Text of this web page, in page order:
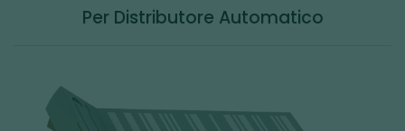
Per Distributore Automatico